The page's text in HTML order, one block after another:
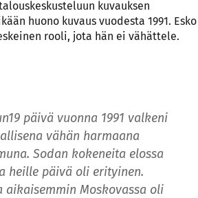
kuvauksen
huono kuvaus vuodesta 1991. Esko
rooli, jota hän ei vähättele.
päivä vuonna 1991 valkeni
vähän harmaana
Sodan kokeneita elossa
heille päivä oli erityinen.
aikaisemmin Moskovassa oli